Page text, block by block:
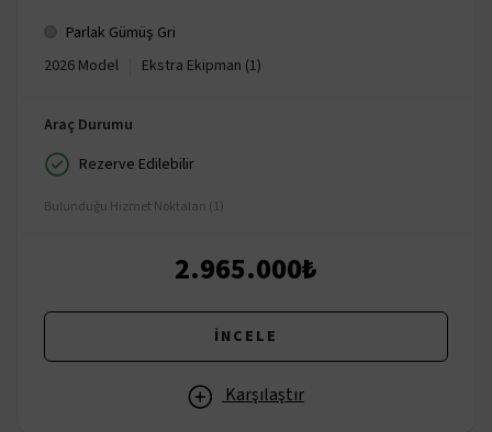
Parlak Gümüş Gri
2026 Model
Ekstra Ekipman (1)
Araç Durumu
Rezerve Edilebilir
Bulunduğu Hizmet Noktaları (1)
2.965.000₺
İNCELE
Karşılaştır